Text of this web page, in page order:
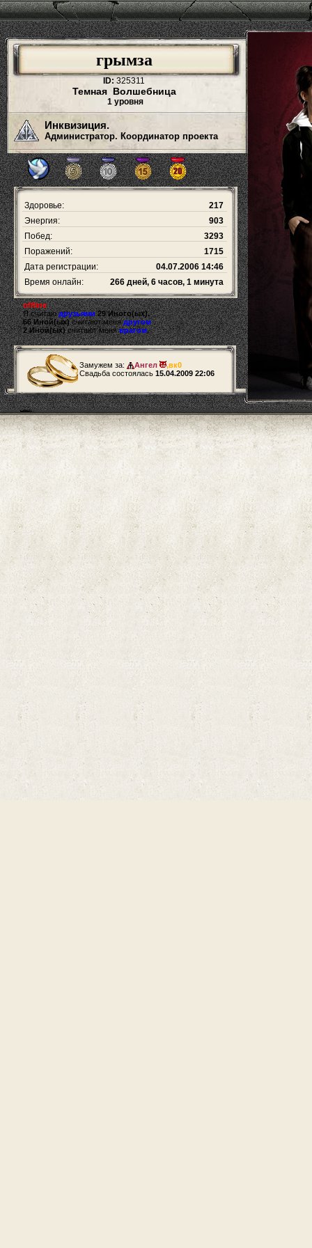
грымза
ID: 325311
Темная Волшебница
1 уровня
Инквизиция.
Администратор. Координатор проекта
Здоровье:
217
Энергия:
903
Побед:
3293
Поражений:
1715
Дата регистрации:
04.07.2006 14:46
Время онлайн:
266 дней, 6 часов, 1 минута
offline
Я считаюдрузьями 29 Иного(ых).
66 Иной(ых)считают менядругом .
2 Иной(ых)считают меняврагом.
Замужем за: Ангел ,вк0
Свадьба состоялась 15.04.2009 22:06